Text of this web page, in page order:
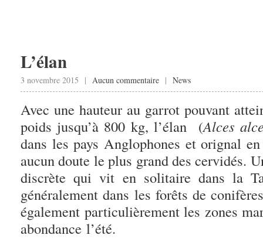
L’élan
3 novembre 2015 | Aucun commentaire | News
Avec une hauteur au garrot pouvant
poids jusqu’à 800 kg, l’élan (Alces
dans les pays Anglophones et orignal
aucun doute le plus grand des cervidés.
discrète qui vit en solitaire dans la
généralement dans les forêts de
également particulièrement les zones
abondance l’été.